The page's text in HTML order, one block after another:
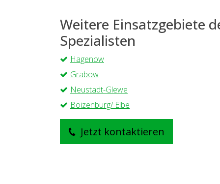
Weitere Einsatzgebiete
Spezialisten
Hagenow
Grabow
Neustadt-Glewe
Boizenburg/ Elbe
Jetzt kontaktieren